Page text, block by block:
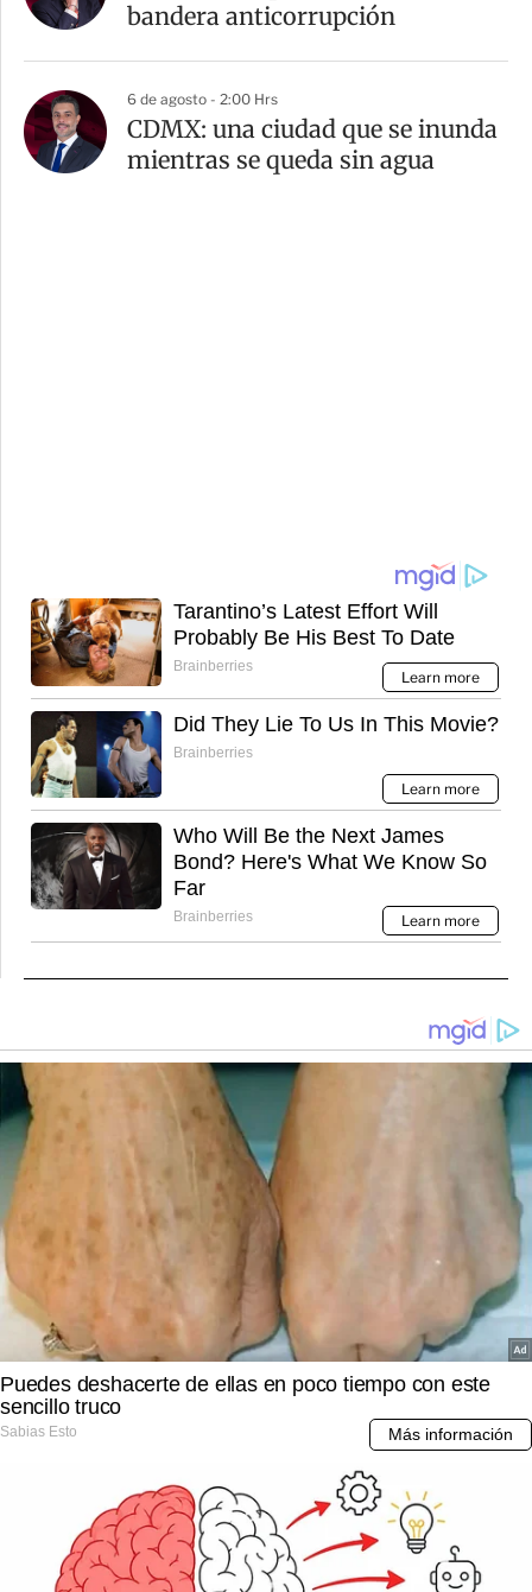
bandera anticorrupción
6 de agosto - 2:00 Hrs
CDMX: una ciudad que se inunda
mientras se queda sin agua